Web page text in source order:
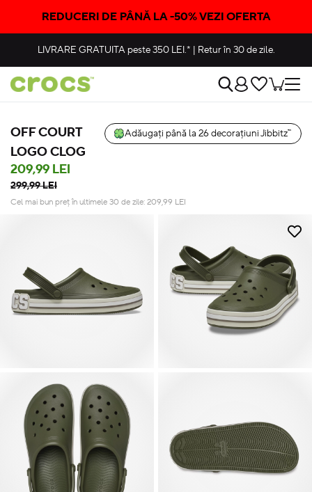
REDUCERI DE PÂNĂ LA -50% VEZI OFERTA
LIVRARE GRATUITApeste 350 LEI.* | Retur în 30 de zile.
OFF COURT
LOGO CLOG
Adăugați până la 26 decorațiuni Jibbitz™
209,99 LEI
299,99 LEI
Cel mai bun preț în ultimele 30 de zile: 209,99 LEI